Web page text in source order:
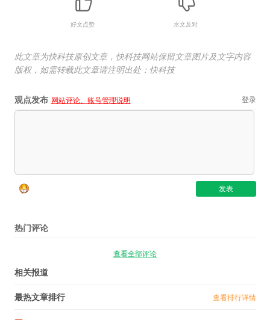
好文点赞 水文反对
此文章为快科技原创文章，快科技网站保留文章图片及文字内容
版权，如需转载此文章请注明出处：快科技
观点发布 网站评论、账号管理说明 登录
热门评论
查看全部评论
相关报道
最热文章排行 查看排行详情